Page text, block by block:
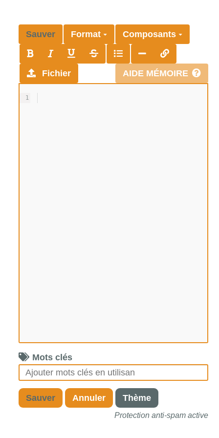
Sauver Format Composants
AIDE MÉMOIRE
Fichier
1
Mots clés
Sauver Annuler Thème
Protection anti-spam active